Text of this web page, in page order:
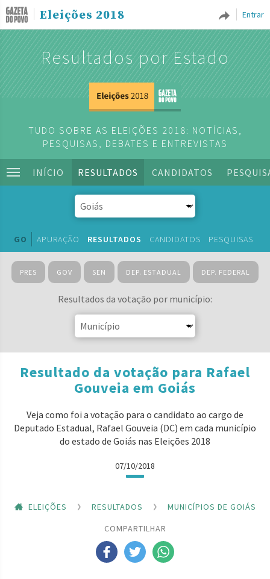
Entrar
Eleições 2018
Resultados por Estado
TUDO SOBRE AS ELEIÇÕES 2018: NOTÍCIAS,
PESQUISAS, DEBATES E ENTREVISTAS
INÍCIO RESULTADOS CANDIDATOS
GO APURAÇÃO RESULTADOS CANDIDATOS PESQUISAS
PRES GOV SEN DEP. ESTADUAL DEP. FEDERAL
Resultados da votação por município:
Resultado da votação para Rafael
Gouveia em Goiás
Veja como foi a votação para o candidato ao cargo de
Deputado Estadual, Rafael Gouveia (DC) em cada município
do estado de Goiás nas Eleições 2018
07/10/2018
ELEIÇÕES RESULTADOS
MUNICÍPIOS DE GOIÁS
COMPARTILHAR